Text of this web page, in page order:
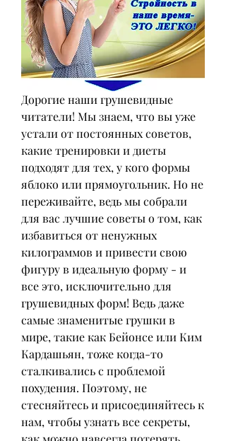
Дорогие наши грушевидные
читатели! Мы знаем, что вы уже
устали от постоянных советов,
какие тренировки и диеты
подходят для тех, у кого формы
яблоко или прямоугольник. Но не
переживайте, ведь мы собрали
для вас лучшие советы о том, как
избавиться от ненужных
килограммов и привести свою
фигуру в идеальную форму - и
все это, исключительно для
грушевидных форм! Ведь даже
самые знаменитые грушки в
мире, такие как Бейонсе или Ким
Кардашьян, тоже когда-то
сталкивались с проблемой
похудения. Поэтому, не
стесняйтесь и присоединяйтесь к
нам, чтобы узнать все секреты,